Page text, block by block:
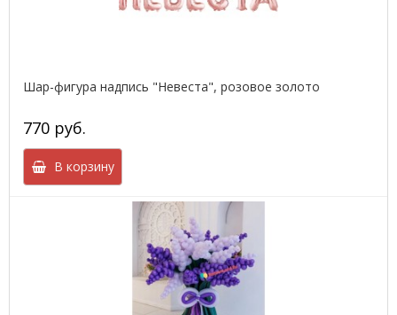
Шар-фигура надпись "Невеста", розовое золото
770 руб.
В корзину